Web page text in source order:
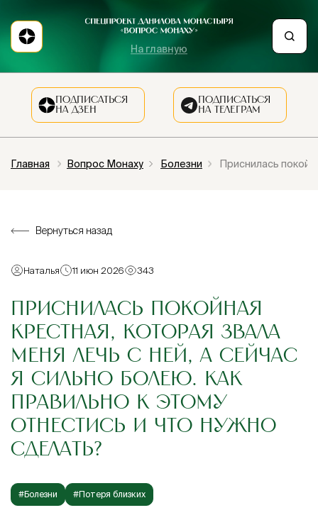
На главную
ПОДПИСАТЬСЯ
НА ДЗЕН
ПОДПИСАТЬСЯ
НА ТЕЛЕГРАМ
Главная Вопрос Монаху Болезни Приснилась
Вернуться назад
Наталья 11 июн 2026 343
ПРИСНИЛАСЬ ПОКОЙНАЯ
КРЕСТНАЯ, КОТОРАЯ ЗВАЛА
МЕНЯ ЛЕЧЬ С НЕЙ, А СЕЙЧАС
Я СИЛЬНО БОЛЕЮ. КАК
ПРАВИЛЬНО К ЭТОМУ
ОТНЕСТИСЬ И ЧТО НУЖНО
СДЕЛАТЬ?
#Болезни #Потеря близких